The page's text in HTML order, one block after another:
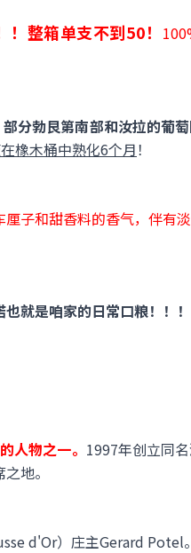
整箱单支不到50！
分勃艮第南部和汝拉的葡萄
橡木桶中熟化6个月！
子和甜香料的香气，伴有
就是咱家的日常口粮！！！
人物之一。 1997年创立同
地。
d'Or）庄主Gerard